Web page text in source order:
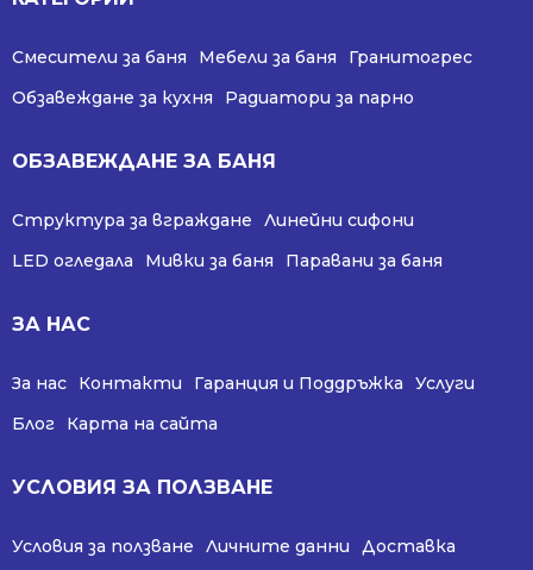
Смесители за баня Мебели за баня
Гранитогрес
Обзавеждане за кухня
Радиатори за парно
ОБЗАВЕЖДАНЕ ЗА БАНЯ
Структура за вграждане
Линейни сифони
LED огледала
Мивки за баня Паравани за баня
ЗА НАС
За нас Контакти Гаранция и Поддръжка
Услуги
Блог
Карта на сайта
УСЛОВИЯ ЗА ПОЛЗВАНЕ
Условия за ползване Личните данни Доставка